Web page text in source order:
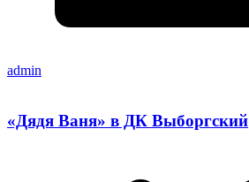
admin
«Дядя Ваня» в ДК Выборгский